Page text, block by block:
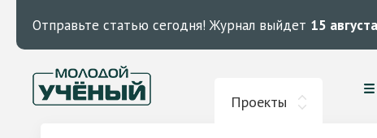
Отправьте статью сегодня! Журнал выйдет 15 августа
Проекты